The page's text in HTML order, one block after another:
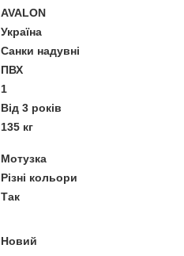
AVALON
Україна
Санки надувні
ПВХ
1
Від 3 років
135 кг
Мотузка
Різні кольори
Так
Новий